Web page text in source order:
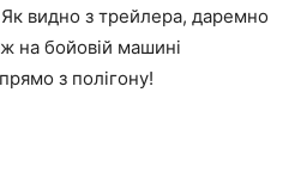
видно з трейлера, даремно
на бойовій машині
з полігону!